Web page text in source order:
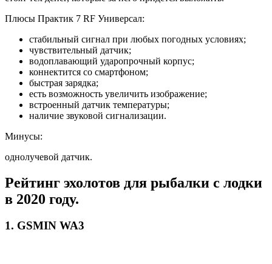
Плюсы Практик 7 RF Универсал:
стабильный сигнал при любых погодных условиях;
чувствительный датчик;
водоплавающий ударопрочный корпус;
коннектится со смартфоном;
быстрая зарядка;
есть возможность увеличить изображение;
встроенный датчик температуры;
наличие звуковой сигнализации.
Минусы:
однолучевой датчик.
Рейтинг эхолотов для рыбалки с лодки
в 2020 году.
1. GSMIN WA3